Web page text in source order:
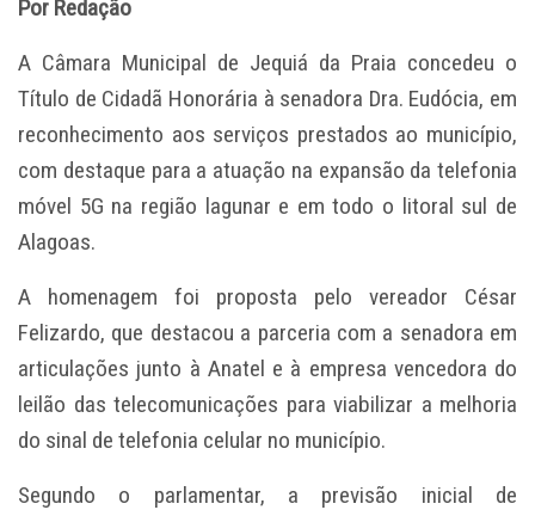
Por Redação
A Câmara Municipal de Jequiá da Praia concedeu o
Título de Cidadã Honorária à senadora Dra. Eudócia, em
reconhecimento aos serviços prestados ao município,
com destaque para a atuação na expansão da telefonia
móvel 5G na região lagunar e em todo o litoral sul de
Alagoas.
A homenagem foi proposta pelo vereador César
Felizardo, que destacou a parceria com a senadora em
articulações junto à Anatel e à empresa vencedora do
leilão das telecomunicações para viabilizar a melhoria
do sinal de telefonia celular no município.
Segundo o parlamentar, a previsão inicial de